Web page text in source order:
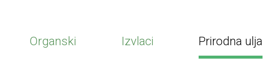
Organski Izvlaci Prirodna ulja